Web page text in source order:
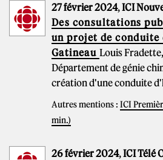
27 février 2024,ICI
Des consultations
un projet de conduite
Gatineau Louis
Département de génie
création d'une conduite
Autres mentions : ICI
min.)
26 février 2024,ICI Télé